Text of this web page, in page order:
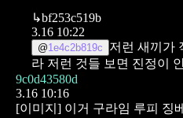
↳bf253c519b
3.16 10:22
@1e4c2b819c
저런 새끼가
라 저런 것들 보면 진정이
9c0d43580d
3.16 10:16
[이미지] 이거 구라임 루피 징